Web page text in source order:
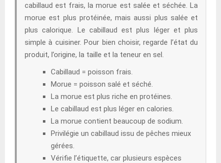
cabillaud est frais, la morue est salée et séchée. La
morue est plus protéinée, mais aussi plus salée et
plus calorique. Le cabillaud est plus léger et plus
simple à cuisiner. Pour bien choisir, regarde l’état du
produit, l’origine, la taille et la teneur en sel.
Cabillaud = poisson frais.
Morue = poisson salé et séché.
La morue est plus riche en protéines.
Le cabillaud est plus léger en calories.
La morue contient beaucoup de sodium.
Privilégie un cabillaud issu de pêches mieux
gérées.
Vérifie l’étiquette, car plusieurs espèces